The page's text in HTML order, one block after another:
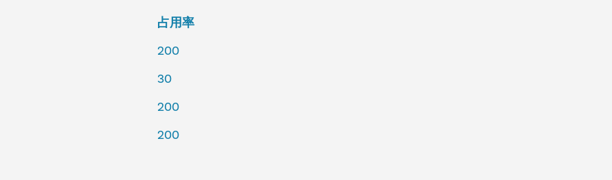
占用率
200
30
200
200